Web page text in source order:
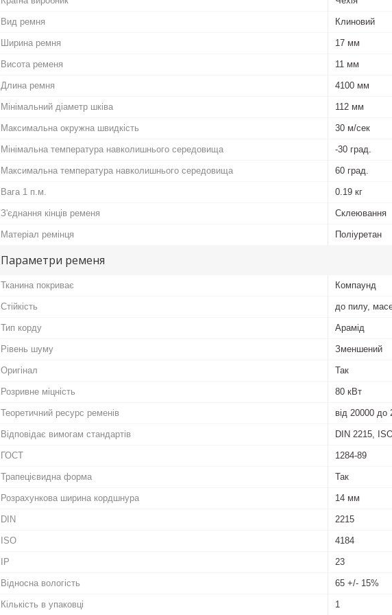
Вид ремня Клиновий
Ширина ремня 17 мм
Висота ременя 11 мм
Длина ремня 4100 мм
Мінімальний діаметр шківа 112 мм
Максимальна окружна швидкість 30 м/сек
Мінімальна температура навколишнього середовища -30 град.
Максимальна температура навколишнього середовища 60 град.
Вага 1 п.м. 0.19 кг
З'єднання кінців ременя Склеювання
Матеріал ремінця Поліуретан
Параметри ременя
Тканина покриває Компаунд
Стійкість до пилу,
Тип корду Арамід
Рівень шуму Зменшений
Оригінал Так
Розривне міцність 80 кВт
Теоретичний ресурс ременів від 20000 до
Відповідає вимогам стандартів DIN 2215,
ГОСТ 1284-89
Трапецієвидна форма Так
Розрахункова ширина кордшнура 14 мм
DIN 2215
ISO 4184
IP 23
Відносна вологість 65 +/- 15%
Кількість в упаковці 1